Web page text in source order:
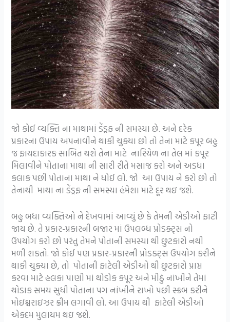
જો કોઈ વ્યક્તિ ના માથામાં ડેંડ્રફ ની સમસ્યા છે. અને દરેક
પ્રકારના ઉપાય અપનાવીને થાકી ચુક્યા છો તો તેના માટે કપૂર બહુ
જ ફાયદાકારક સાબિત થશે તેના માટે નારિયેળ ના તેલ માં કપૂર
મિલાવીને પોતાના માથા ની સારી રીતે મસાજ કરો અને અડધા
કલાક પછી પોતાના માથા ને ધોઈ લો. જો આ ઉપાય ને કરો છો તો
તેનાથી માથા ના ડેંડ્રફ ની સમસ્યા હંમેશા માટે દૂર થઇ જશે.
બહુ બધા વ્યક્તિઓ ને દેખવામાં આવ્યું છે કે તેમની એડીઓ ફાટી
જાય છે. તે પ્રકાર-પ્રકારની બજાર માં ઉપલબ્ધ પ્રોડક્ટ્સ નો
ઉપયોગ કરો છો પરંતુ તેમને પોતાની સમસ્યા થી છુટકારો નથી
મળી શકતો. જો કોઈ પણ પ્રકાર-પ્રકારની પ્રોડક્ટ્સ ઉપયોગ કરીને
થાકી ચુક્યા છે, તો પોતાની ફાટેલી એડીઓ થી છુટકારો પ્રાપ્ત
કરવા માટે હલકા પાણી માં થોડોક કપૂર અને મીઠું નાંખીને તેમાં
થોડાક સમય સુધી પોતાના પગ નાંખીને રાખો પછી સ્ક્રબ કરીને
મોઇશ્ચરાઇઝર ક્રીમ લગાવી લો. આ ઉપાય થી ફાટેલી એડીઓ
એકદમ મુલાયમ થઇ જશે.